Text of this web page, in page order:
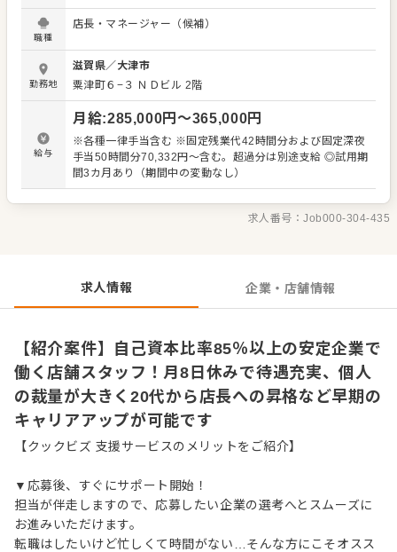
お任せするため、経験が浅い方も安心してスタートできる
環境です。 具体的には、開店・閉店準備や清掃、お席への
れや在庫管理、アルバイトの教育など、店舗運営に関わる
業務に幅広く携わっていただきます。 個人の裁量が大き
く、より良いお店づくりのためのオペレーション改善とい
ったアイデアも大歓迎です。季節の旬を使った限定メニュ
ーの提供などもあり、これまでの経験を活かしながら様々
なスキルが身につきます。 将来的には、店長や料理長、さ
らにSVといった本部職への昇格を目指すことも可能です。
＜おすすめポイント＞ 業界トップクラスとなる85％以上の
事業展開を続ける安定企業です。社長が現場経験者だから
こそ店舗の裁量権を尊重する風土があり、マニュアルに縛
職種
店長・マネージャー（候補）
勤務地
滋賀県／ 大津市
粟津町６−３ ＮＤビル 2階
給与
月給:285,000円〜365,000円
※各種一律手当含む ※固定残業代42時間分および固定深夜
手当50時間分70,332円～含む。超過分は別途支給 ◎試用期
間3カ月あり（期間中の変動なし）
求人番号：Job000-304-435
求人情報 企業・店舗情報
【紹介案件】自己資本比率85％以上の安定企業で
働く店舗スタッフ！月8日休みで待遇充実、個人
の裁量が大きく20代から店長への昇格など早期の
キャリアアップが可能です
【クックビズ 支援サービスのメリットをご紹介】
▼応募後、すぐにサポート開始！
担当が伴走しますので、応募したい企業の選考へとスムーズに
お進みいただけます。
転職はしたいけど忙しくて時間がない…そんな方にこそオスス